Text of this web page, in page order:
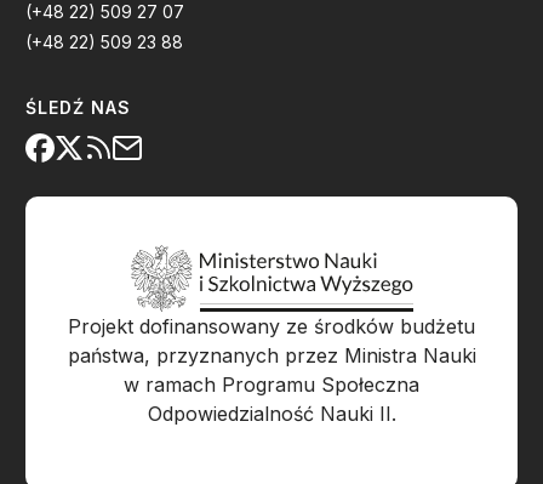
(+48 22) 509 27 07
(+48 22) 509 23 88
ŚLEDŹ NAS
Projekt dofinansowany ze środków budżetu
państwa, przyznanych przez Ministra Nauki
w ramach Programu Społeczna
Odpowiedzialność Nauki II.